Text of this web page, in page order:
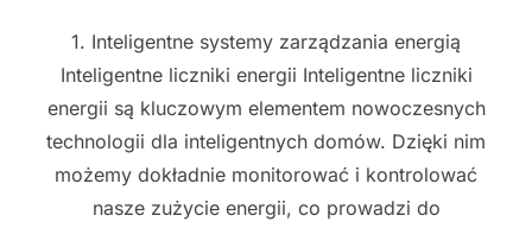
1. Inteligentne systemy zarządzania energią
Inteligentne liczniki energii Inteligentne liczniki
energii są kluczowym elementem nowoczesnych
technologii dla inteligentnych domów. Dzięki nim
możemy dokładnie monitorować i kontrolować
nasze zużycie energii, co prowadzi do